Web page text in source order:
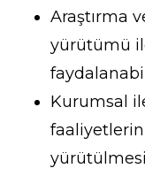
Araştırma
yürütümü
Kurumsal